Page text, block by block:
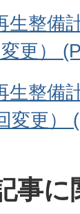
生整備
更）
生整備
変更）
事